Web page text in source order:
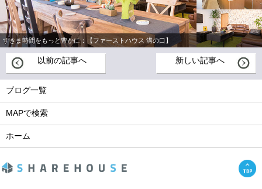
すきま時間をもっと豊かに：【ファーストハウス 溝の口】
以前の記事へ 新しい記事へ
ブログ一覧
MAPで検索
ホーム